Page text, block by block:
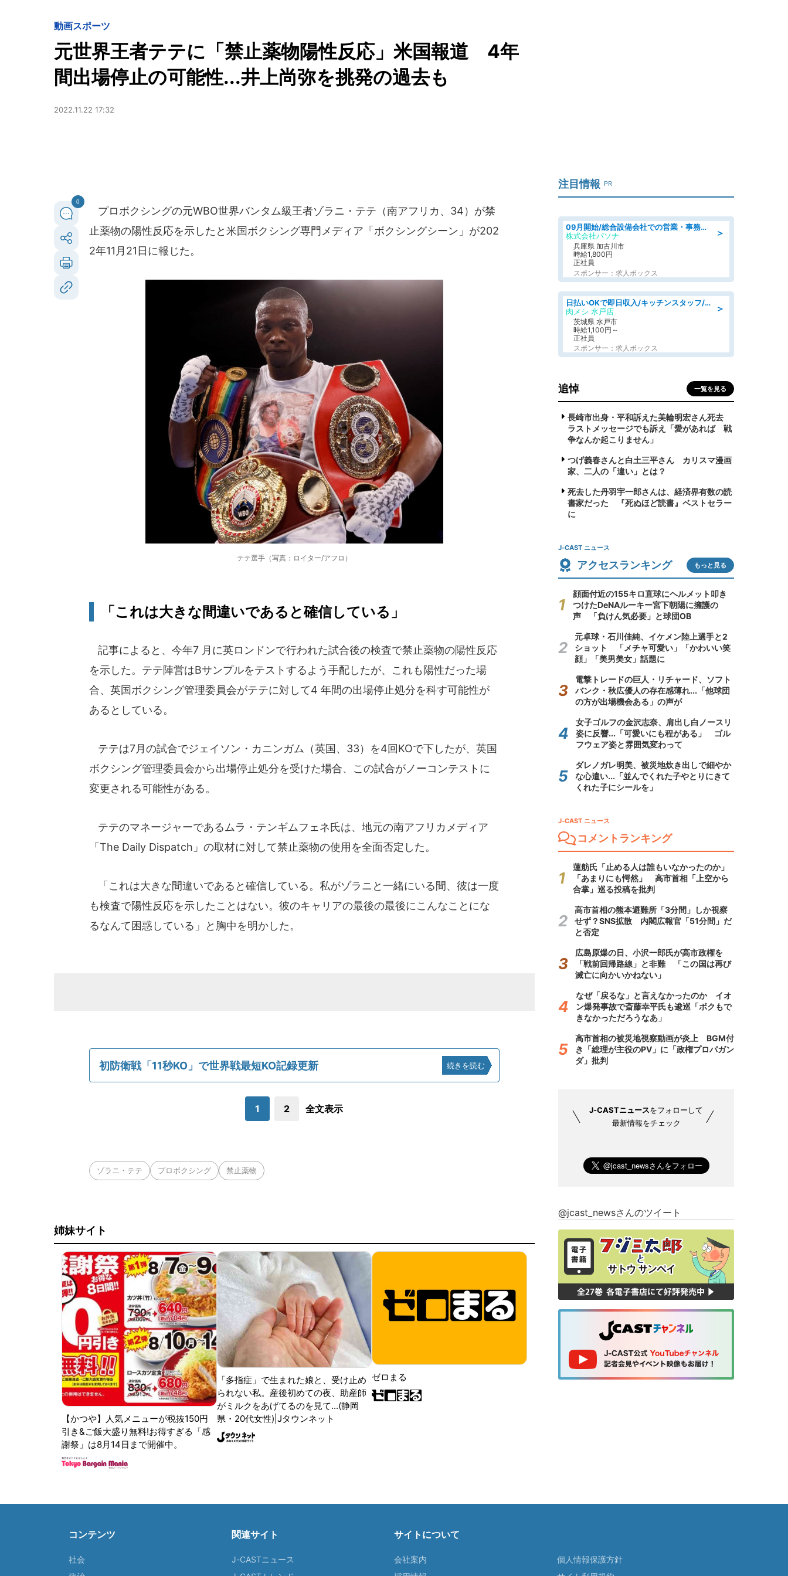
動画スポーツ
元世界王者テテに「禁止薬物陽性反応」米国報道 4年
間出場停止の可能性...井上尚弥を挑発の過去も
2022.11.22 17:32
0
プロボクシングの元WBO世界バンタム級王者ゾラニ・テテ（南アフリカ、34）が禁
止薬物の陽性反応を示したと米国ボクシング専門メディア「ボクシングシーン」が202
2年11月21日に報じた。
テテ選手（写真：ロイター/アフロ）
「これは大きな間違いであると確信している」
記事によると、今年7 月に英ロンドンで行われた試合後の検査で禁止薬物の陽性反応
を示した。テテ陣営はBサンプルをテストするよう手配したが、これも陽性だった場
合、英国ボクシング管理委員会がテテに対して4 年間の出場停止処分を科す可能性が
あるとしている。
テテは7月の試合でジェイソン・カニンガム（英国、33）を4回KOで下したが、英国
ボクシング管理委員会から出場停止処分を受けた場合、この試合がノーコンテストに
変更される可能性がある。
テテのマネージャーであるムラ・テンギムフェネ氏は、地元の南アフリカメディア
「The Daily Dispatch」の取材に対して禁止薬物の使用を全面否定した。
「これは大きな間違いであると確信している。私がゾラニと一緒にいる間、彼は一度
も検査で陽性反応を示したことはない。彼のキャリアの最後の最後にこんなことにな
るなんて困惑している」と胸中を明かした。
初防衛戦「11秒KO」で世界戦最短KO記録更新 続きを読む
1 2 全文表示
ゾラニ・テテ プロボクシング 禁止薬物
姉妹サイト
【かつや】人気メニューが税抜150円
引き&ご飯大盛り無料!お得すぎる「感
謝祭」は8月14日まで開催中。
「多指症」で生まれた娘と、受け止め
られない私。産後初めての夜、助産師
がミルクをあげてるのを見て...(静岡
県・20代女性)|Jタウンネット
ゼロまる
注目情報 PR
＞
09月開始/総合設備会社での営業・事務のお仕事/車通勤可/賞与あり/営業/営業事務
株式会社パソナ
兵庫県 加古川市
時給1,800円
正社員
スポンサー：求人ボックス
＞
日払いOKで即日収入/キッチンスタッフ/「原付免許必須」デリバリー業務など、自己成長可能な幅広い仕事に挑戦!髪型自由&ピアス・ネイルOK/茨城県/水戸市
肉メシ 水戸店
茨城県 水戸市
時給1,100円～
正社員
スポンサー：求人ボックス
追悼 一覧を見る
長崎市出身・平和訴えた美輪明宏さん死去
ラストメッセージでも訴え「愛があれば 戦
争なんか起こりません」
つげ義春さんと白土三平さん カリスマ漫画
家、二人の「違い」とは？
死去した丹羽宇一郎さんは、経済界有数の読
書家だった 『死ぬほど読書』ベストセラー
に
J-CAST ニュース
アクセスランキング もっと見る
顔面付近の155キロ直球にヘルメット叩き
つけたDeNAルーキー宮下朝陽に擁護の
声 「負けん気必要」と球団OB
元卓球・石川佳純、イケメン陸上選手と2
ショット 「メチャ可愛い」「かわいい笑
顔」「美男美女」話題に
電撃トレードの巨人・リチャード、ソフト
バンク・秋広優人の存在感薄れ...「他球団
の方が出場機会ある」の声が
女子ゴルフの金沢志奈、肩出し白ノースリ
姿に反響...「可愛いにも程がある」 ゴル
フウェア姿と雰囲気変わって
ダレノガレ明美、被災地炊き出しで細やか
な心遣い...「並んでくれた子やとりにきて
くれた子にシールを」
J-CAST ニュース
コメントランキング
蓮舫氏「止める人は誰もいなかったのか」
「あまりにも愕然」 高市首相「上空から
合掌」巡る投稿を批判
高市首相の熊本避難所「3分間」しか視察
せず？SNS拡散 内閣広報官「51分間」だ
と否定
広島原爆の日、小沢一郎氏が高市政権を
「戦前回帰路線」と非難 「この国は再び
滅亡に向かいかねない」
なぜ「戻るな」と言えなかったのか イオ
ン爆発事故で斎藤幸平氏も逡巡「ボクもで
きなかっただろうなあ」
高市首相の被災地視察動画が炎上 BGM付
き「総理が主役のPV」に「政権プロパガン
ダ」批判
J-CASTニュースをフォローして
最新情報をチェック
@jcast_newsさんのツイート
コンテンツ
社会
関連サイト
J-CASTニュース
サイトについて
会社案内
個人情報保護方針